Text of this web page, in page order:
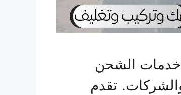
خدمات الشحن
والشركات. تقدم